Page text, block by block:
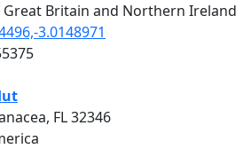
Britain and Northern Ireland
3.0148971
FL 32346